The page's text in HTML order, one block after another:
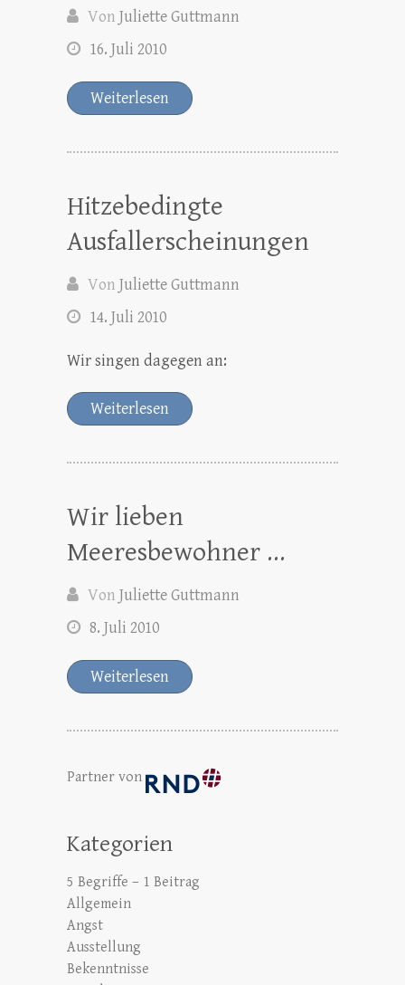
Von Juliette Guttmann
16. Juli 2010
Weiterlesen
Hitzebedingte
Ausfallerscheinungen
Von Juliette Guttmann
14. Juli 2010
Wir singen dagegen an:
Weiterlesen
Wir lieben
Meeresbewohner …
Von Juliette Guttmann
8. Juli 2010
Weiterlesen
Partner von
Kategorien
5 Begriffe – 1 Beitrag
Allgemein
Angst
Ausstellung
Bekenntnisse